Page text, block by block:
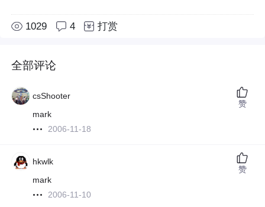
1029 4 打赏
全部评论
csShooter
mark
2006-11-18
赞
hkwlk
mark
2006-11-10
赞